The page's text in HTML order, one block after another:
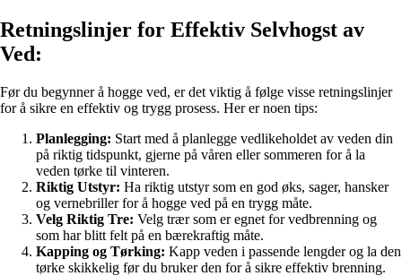
Retningslinjer for Effektiv Selvhogst av
Ved:
Før du begynner å hogge ved, er det viktig å følge visse retningslinjer
for å sikre en effektiv og trygg prosess. Her er noen tips:
Planlegging: Start med å planlegge vedlikeholdet av veden din
på riktig tidspunkt, gjerne på våren eller sommeren for å la
veden tørke til vinteren.
Riktig Utstyr: Ha riktig utstyr som en god øks, sager, hansker
og vernebriller for å hogge ved på en trygg måte.
Velg Riktig Tre: Velg trær som er egnet for vedbrenning og
som har blitt felt på en bærekraftig måte.
Kapping og Tørking: Kapp veden i passende lengder og la den
tørke skikkelig før du bruker den for å sikre effektiv brenning.